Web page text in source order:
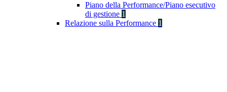
Piano della Performance/Piano esecutivo
di gestione 1
Relazione sulla Performance 1